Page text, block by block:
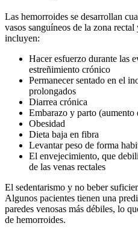
Las hemorroides se desarrollan
vasos sanguíneos de la zona
incluyen:
Hacer esfuerzo durante las
estreñimiento crónico
Permanecer sentado en el
prolongados
Diarrea crónica
Embarazo y parto
Obesidad
Dieta baja en fibra
Levantar peso de forma
El envejecimiento, que
de las venas rectales
El sedentarismo y no beber
Algunos pacientes tienen una
paredes venosas más débiles, lo
de hemorroides.